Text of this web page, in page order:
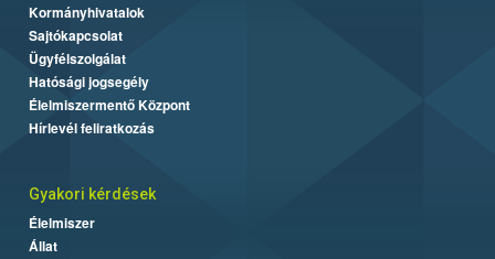
Kormányhivatalok
Sajtókapcsolat
Ügyfélszolgálat
Hatósági jogsegély
Élelmiszermentő Központ
Hírlevél feliratkozás
Gyakori kérdések
Élelmiszer
Állat